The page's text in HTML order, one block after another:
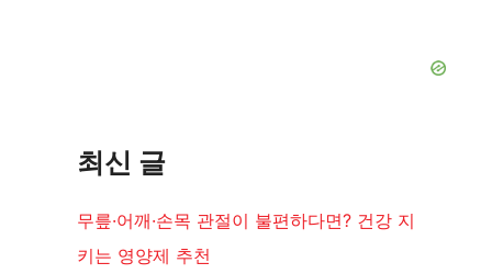
최신 글
무릎·어깨·손목 관절이 불편하다면? 건강 지
키는 영양제 추천